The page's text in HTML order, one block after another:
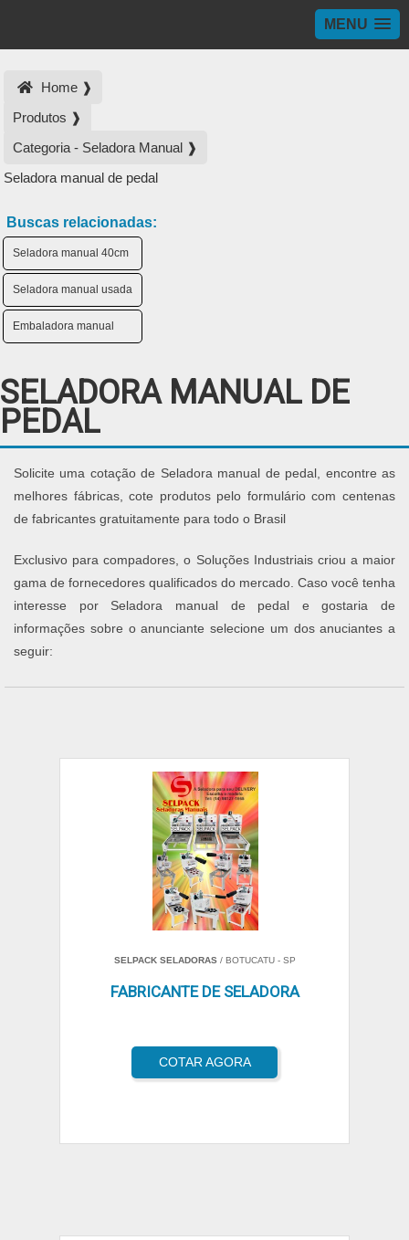
MENU
Home ❱
Produtos ❱
Categoria - Seladora Manual ❱
Seladora manual de pedal
Buscas relacionadas:
Seladora manual 40cm
Seladora manual usada
Embaladora manual
SELADORA MANUAL DE
PEDAL
Solicite uma cotação de Seladora manual de pedal, encontre as
melhores fábricas, cote produtos pelo formulário com centenas
de fabricantes gratuitamente para todo o Brasil
Exclusivo para compadores, o Soluções Industriais criou a maior
gama de fornecedores qualificados do mercado. Caso você tenha
interesse por Seladora manual de pedal e gostaria de
informações sobre o anunciante selecione um dos anuciantes a
seguir:
SELPACK SELADORAS/ BOTUCATU - SP
FABRICANTE DE SELADORA
COTAR AGORA